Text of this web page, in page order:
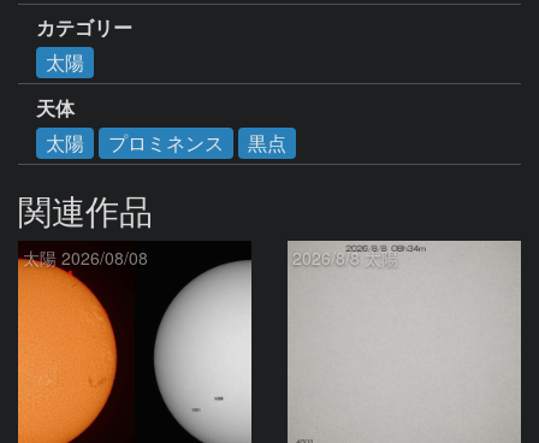
カテゴリー
太陽
天体
太陽
プロミネンス 黒点
関連作品
太陽 2026/08/08 2026/8/8 太陽